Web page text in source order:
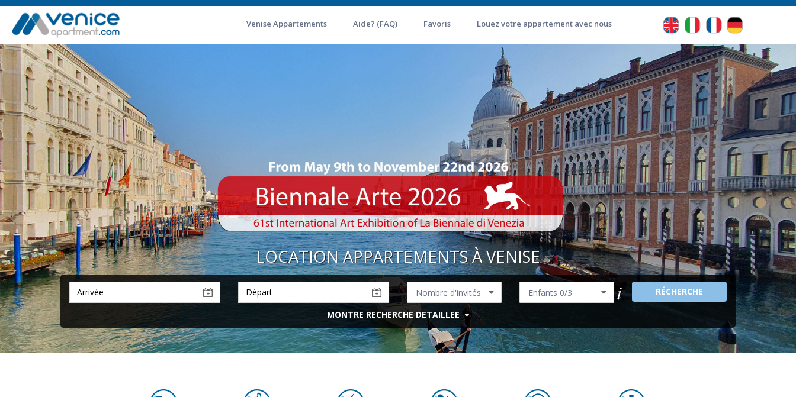
Venise Appartements Aide? (FAQ) Favoris Louez votre appartement avec nous
LOCATION APPARTEMENTS À VENISE
RÉCHERCHE
MONTRE RECHERCHE DETAILLEE